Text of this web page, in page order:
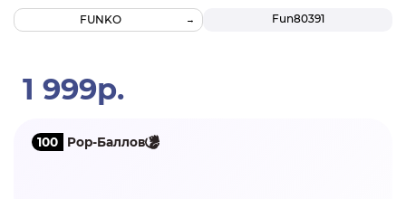
Fun80391
FUNKO
1 999р.
100 Pop-Баллов